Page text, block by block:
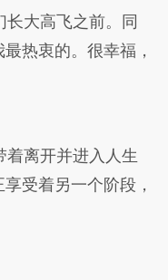
大高飞之前。同
热衷的。很幸福，
着离开并进入人生
受着另一个阶段，